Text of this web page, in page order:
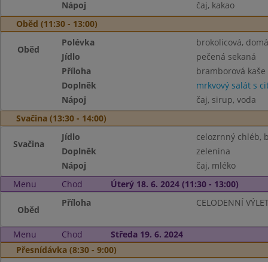
Nápoj
čaj, kakao
Oběd (11:30 - 13:00)
Oběd
Polévka
brokolicová,
Jídlo
pečená sekaná
Příloha
bramborová kaše
Doplněk
mrkvový salát s
Nápoj
čaj, sirup, voda
Svačina (13:30 - 14:00)
Svačina
Jídlo
celozrnný chléb,
Doplněk
zelenina
Nápoj
čaj, mléko
Menu
Chod Úterý 18. 6. 2024 (11:30 - 13:00)
Oběd
Příloha CELODENNÍ
Menu Chod
Středa 19. 6. 2024
Přesnídávka (8:30 - 9:00)